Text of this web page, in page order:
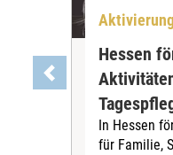
Hessen
In Hessen
für Familie,